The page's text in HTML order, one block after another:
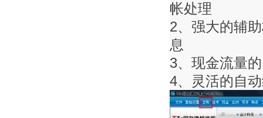
帐处理
2、强大的辅
息
3、现金流量
4、灵活的自